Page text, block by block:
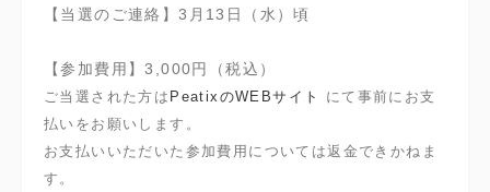
【当選のご連絡】3月13日（水）頃
【参加費用】3,000円（税込）
ご当選された方は PeatixのWEBサイト にて事前にお支
払いをお願いします。
お支払いいただいた参加費用については返金できかねま
す。